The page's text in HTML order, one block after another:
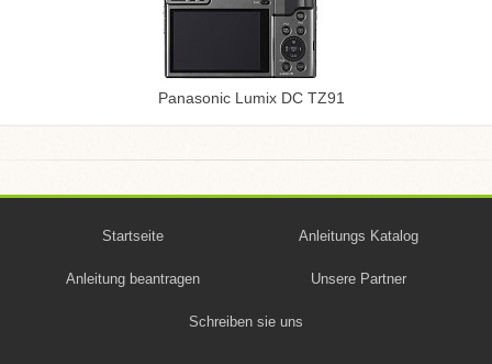
Panasonic Lumix DC TZ91
Startseite Anleitungs Katalog
Anleitung beantragen Unsere Partner
Schreiben sie uns